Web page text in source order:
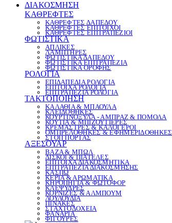
ΔΙΑΚΟΣΜΗΣΗ
ΚΑΘΡΕΦΤΕΣ
ΚΑΘΡΕΦΤΕΣ ΔΑΠΕΔΟΥ
ΚΑΘΡΕΦΤΕΣ ΕΠΙΤΟΙΧΟΙ
ΚΑΘΡΕΦΤΕΣ ΕΠΙΤΡΑΠΕΖΙΟΙ
ΦΩΤΙΣΤΙΚΑ
ΑΠΛΙΚΕΣ
ΛΑΜΠΤΗΡΕΣ
ΦΩΤΙΣΤΙΚΑ ΔΑΠΕΔΟΥ
ΦΩΤΙΣΤΙΚΑ ΕΠΙΤΡΑΠΕΖΙΑ
ΦΩΤΙΣΤΙΚΑ ΟΡΟΦΗΣ
ΡΟΛΟΓΙΑ
ΕΠΙΔΑΠΕΔΙΑ ΡΟΛΟΓΙΑ
ΕΠΙΤΟΙΧΑ ΡΟΛΟΓΙΑ
ΕΠΙΤΡΑΠΕΖΙΑ ΡΟΛΟΓΙΑ
ΤΑΚΤΟΠΟΙΗΣΗ
ΚΑΛΑΘΙΑ & ΜΠΑΟΥΛΑ
ΚΛΕΙΔΟΘΗΚΕΣ
ΚΟΥΡΤΙΝΟΞΥΛΑ - ΑΜΠΡΑΖ & ΠΟΜΟΛΑ
ΚΟΥΤΙΑ & ΜΠΙΖΟΥΤΙΕΡΕΣ
ΚΡΕΜΑΣΤΡΕΣ & ΚΑΛΟΓΕΡΟΙ
ΟΜΠΡΕΛΟΘΗΚΕΣ & ΕΦΗΜΕΡΙΔΟΘΗΚΕΣ
ΣΤΟΠ ΠΟΡΤΑΣ
ΑΞΕΣΟΥΑΡ
ΒΑΖΑ & ΜΠΩΛ
ΔΙΣΚΟΙ & ΠΙΑΤΕΛΕΣ
ΕΠΙΤΟΙΧΑ ΔΙΑΚΟΣΜΗΤΙΚΑ
ΕΠΙΤΡΑΠΕΖΙΑ ΔΙΑΚΟΣΜΗΣΗΣ
ΚΑΣΠΩ
ΚΕΡΙΑ & ΑΡΩΜΑΤΙΚΑ
ΚΗΡΟΠΗΓΙΑ & ΦΩΤΟΦΟΡ
ΚΛΕΨΥΔΡΕΣ
ΚΟΡΝΙΖΕΣ & ΑΛΜΠΟΥΜ
ΛΟΥΛΟΥΔΙΑ
ΠΙΝΑΚΕΣ
ΣΤΑΧΤΟΔΟΧΕΙΑ
ΦΑΝΑΡΙΑ
ΦΙΓΟΥΡΕΣ